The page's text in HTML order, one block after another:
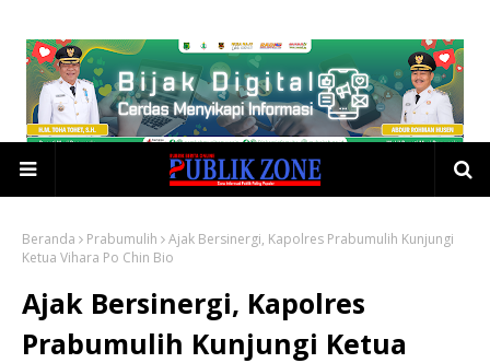
Beranda Prabumulih
Ajak Bersinergi, Kapolres Prabumulih Kunjungi
Ketua Vihara Po Chin Bio
Ajak Bersinergi, Kapolres
Prabumulih Kunjungi Ketua